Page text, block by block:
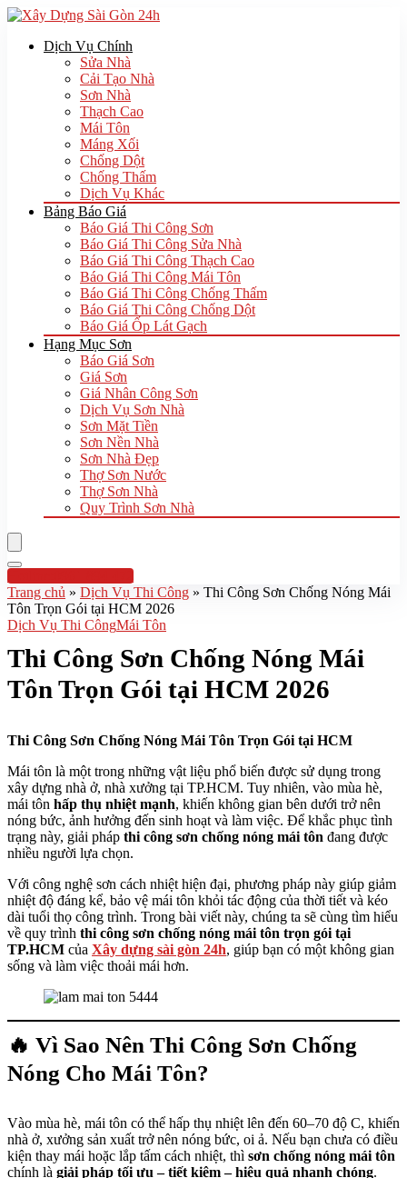
Dịch Vụ Chính
Sửa Nhà
Cải Tạo Nhà
Sơn Nhà
Thạch Cao
Mái Tôn
Máng Xối
Chống Dột
Chống Thấm
Dịch Vụ Khác
Bảng Báo Giá
Báo Giá Thi Công Sơn
Báo Giá Thi Công Sửa Nhà
Báo Giá Thi Công Thạch Cao
Báo Giá Thi Công Mái Tôn
Báo Giá Thi Công Chống Thấm
Báo Giá Thi Công Chống Dột
Báo Giá Ốp Lát Gạch
Hạng Mục Sơn
Báo Giá Sơn
Giá Sơn
Giá Nhân Công Sơn
Dịch Vụ Sơn Nhà
Sơn Mặt Tiền
Sơn Nền Nhà
Sơn Nhà Đẹp
Thợ Sơn Nước
Thợ Sơn Nhà
Quy Trình Sơn Nhà
Hotline:0961 894 472
Trang chủ » Dịch Vụ Thi Công » Thi Công Sơn Chống Nóng Mái
Tôn Trọn Gói tại HCM 2026
Dịch Vụ Thi CôngMái Tôn
Thi Công Sơn Chống Nóng Mái
Tôn Trọn Gói tại HCM 2026
Thi Công Sơn Chống Nóng Mái Tôn Trọn Gói tại HCM
Mái tôn là một trong những vật liệu phổ biến được sử dụng trong
xây dựng nhà ở, nhà xưởng tại TP.HCM. Tuy nhiên, vào mùa hè,
mái tôn hấp thụ nhiệt mạnh, khiến không gian bên dưới trở nên
nóng bức, ảnh hưởng đến sinh hoạt và làm việc. Để khắc phục tình
trạng này, giải pháp thi công sơn chống nóng mái tôn đang được
nhiều người lựa chọn.
Với công nghệ sơn cách nhiệt hiện đại, phương pháp này giúp giảm
nhiệt độ đáng kể, bảo vệ mái tôn khỏi tác động của thời tiết và kéo
dài tuổi thọ công trình. Trong bài viết này, chúng ta sẽ cùng tìm hiểu
về quy trình thi công sơn chống nóng mái tôn trọn gói tại
TP.HCM của Xây dựng sài gòn 24h, giúp bạn có một không gian
sống và làm việc thoải mái hơn.
🔥 Vì Sao Nên Thi Công Sơn Chống
Nóng Cho Mái Tôn?
Vào mùa hè, mái tôn có thể hấp thụ nhiệt lên đến 60–70 độ C, khiến
nhà ở, xưởng sản xuất trở nên nóng bức, oi ả. Nếu bạn chưa có điều
kiện thay mái hoặc lắp tấm cách nhiệt, thì sơn chống nóng mái tôn
chính là giải pháp tối ưu – tiết kiệm – hiệu quả nhanh chóng.